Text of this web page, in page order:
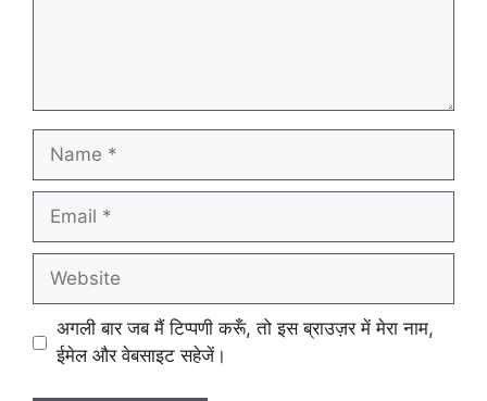
Name
Email
Website
अगली बार जब मैं टिप्पणी करूँ, तो इस ब्राउज़र में मेरा नाम,
ईमेल और वेबसाइट सहेजें।